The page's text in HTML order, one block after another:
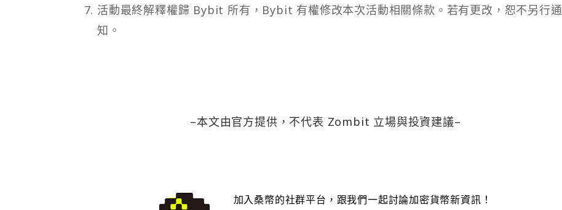
活動最終解釋權歸 Bybit 所有，Bybit 有權修改本次活動相關條款。若有更改，恕不另行通
知。
–本文由官方提供，不代表 Zombit 立場與投資建議–
加入桑幣的社群平台，跟我們一起討論加密貨幣新資訊！